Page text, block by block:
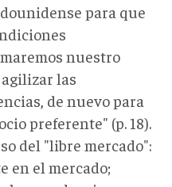
para que
nuestro
las
de nuevo para
preferente" (p. 18).
del "libre mercado":
en el mercado;